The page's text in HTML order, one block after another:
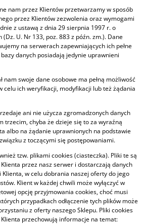
nam przez Klientów przetwarzamy w sposób
przez Klientów zezwolenia oraz wymogami
z ustawą z dnia 29 sierpnia 1997 r. o
U. Nr 133, poz. 883 z późn. zm.). Dane
na serwerach zapewniających ich pełne
danych posiadają jedynie uprawnieni
nam swoje dane osobowe ma pełną możliwość
celu ich weryfikacji, modyfikacji lub też żądania
ani nie użycza zgromadzonych danych
trzecim, chyba że dzieje się to za wyraźną
albo na żądanie uprawnionych na podstawie
z toczącymi się postępowaniami.
tzw. plikami cookies (ciasteczka). Pliki te są
przez nasz serwer i dostarczają danych
w celu dobrania naszej oferty do jego
Klient w każdej chwili może wyłączyć w
opcję przyjmowania cookies, choć musi
przypadkach odłączenie tych plików może
z oferty naszego Sklepu. Pliki cookies
przechowują informacje na temat: